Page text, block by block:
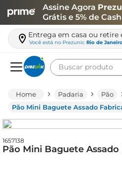
Assine Agora
Grátis e 5% de
Entrega em casa ou retire
Você está no Prezunic Rio de
Buscar produto
Padaria Pão
Pão Mini Baguete Assado
1657138
Pão Mini Baguete
leite
queijo